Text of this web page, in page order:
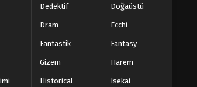
Dedektif Doğaüstü
Dram Ecchi
Fantastik Fantasy
Gizem Harem
Historical Isekai